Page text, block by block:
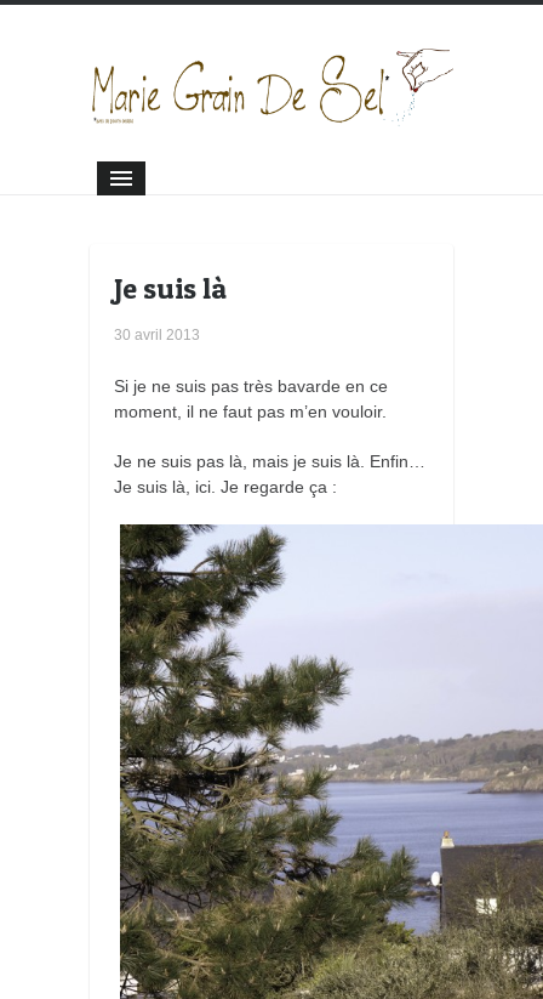
Je suis là
30 avril 2013
Si je ne suis pas très bavarde en ce
moment, il ne faut pas m’en vouloir.
Je ne suis pas là, mais je suis là. Enfin…
Je suis là, ici. Je regarde ça :